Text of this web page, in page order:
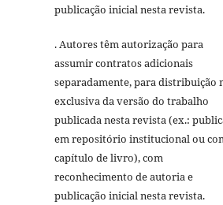
publicação inicial nesta revista.
. Autores têm autorização para
assumir contratos adicionais
separadamente, para distribuição
exclusiva da versão do trabalho
publicada nesta revista (ex.:
em repositório institucional ou
capítulo de livro), com
reconhecimento de autoria e
publicação inicial nesta revista.